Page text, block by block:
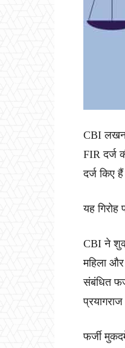
CBI
FIR दर्ज
दर्ज किए
यह
CBI ने
महिला
संबंधित
फर्जी